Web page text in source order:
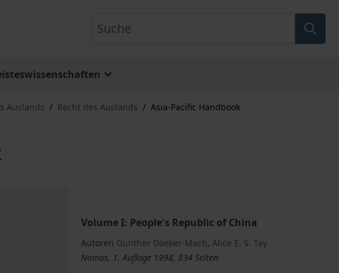
Auslands / Recht des Auslands / Asia-Pacific Handbook
Volume I: People's Republic of China
Autoren Günther Doeker-Mach,Alice E. S. Tay
Nomos, 1. Auflage 1998, 834 Seiten